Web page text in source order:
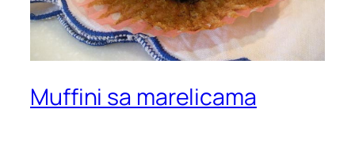
Muffini sa marelicama